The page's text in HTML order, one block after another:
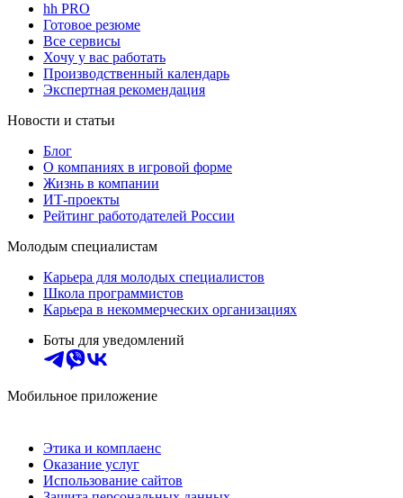
hh PRO
Готовое резюме
Все сервисы
Хочу у вас работать
Производственный календарь
Экспертная рекомендация
Новости и статьи
Блог
О компаниях в игровой форме
Жизнь в компании
ИТ-проекты
Рейтинг работодателей России
Молодым специалистам
Карьера для молодых специалистов
Школа программистов
Карьера в некоммерческих организациях
Боты для уведомлений
Мобильное приложение
Этика и комплаенс
Оказание услуг
Использование сайтов